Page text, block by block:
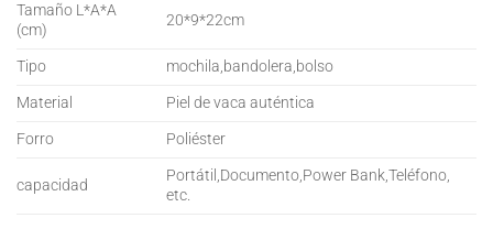
Tamaño L*A*A
(cm)
20*9*22cm
Tipo
mochila,bandolera,bolso
Material
Piel de vaca auténtica
Forro
Poliéster
capacidad
Portátil,Documento,Power Bank,Teléfono,
etc.